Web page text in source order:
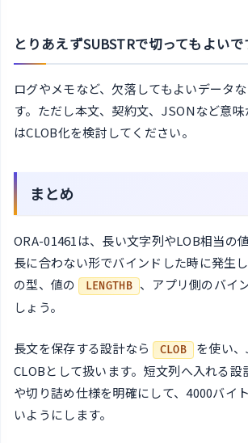
とりあえずSUBSTRで切ってもよいで
ログやメモなど、欠落してもよいデータ
す。ただし本文、契約文、JSONなど意
はCLOB化を検討してください。
まとめ
ORA-01461は、長い文字列やLOB相当の
長に合わない形でバインドした時に発生
の型、値の
LENGTHB 、アプリ側のバイ
しょう。
長文を保存する設計なら CLOB を使い、
CLOBとして扱います。短文列へ入れる設
や切り詰め仕様を明確にして、4000バイ
いようにします。